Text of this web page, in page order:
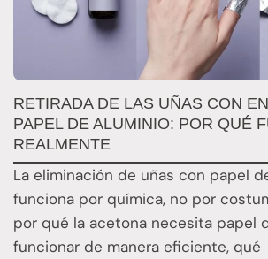
RETIRADA DE LAS UÑAS CON
PAPEL DE ALUMINIO: POR QUÉ
REALMENTE
La eliminación de uñas con papel
funciona por química, no por
por qué la acetona necesita papel
funcionar de manera eficiente, qué